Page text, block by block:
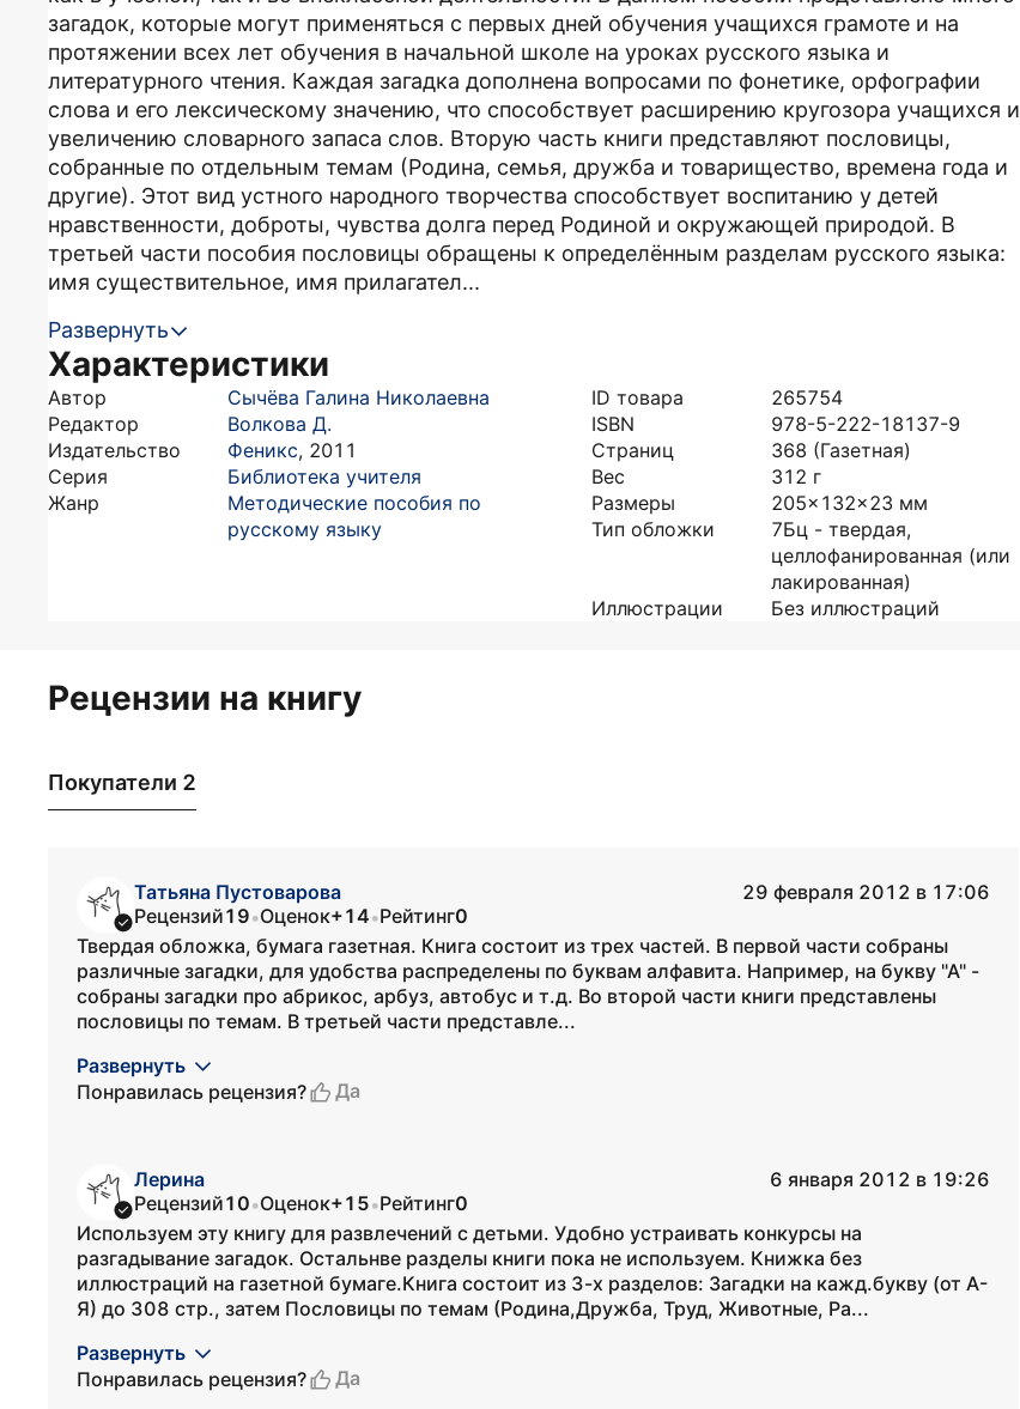
загадок, которые могут применяться с первых дней обучения учащихся грамоте и на
протяжении всех лет обучения в начальной школе на уроках русского языка и
литературного чтения. Каждая загадка дополнена вопросами по фонетике, орфографии
слова и его лексическому значению, что способствует расширению кругозора учащихся и
увеличению словарного запаса слов. Вторую часть книги представляют пословицы,
собранные по отдельным темам (Родина, семья, дружба и товарищество, времена года и
другие). Этот вид устного народного творчества способствует воспитанию у детей
нравственности, доброты, чувства долга перед Родиной и окружающей природой. В
третьей части пособия пословицы обращены к определённым разделам русского языка:
имя существительное, имя прилагател...
Развернуть
Характеристики
Автор
Сычёва Галина Николаевна
Редактор
Волкова Д.
Издательство
Феникс, 2011
Серия
Библиотека учителя
Жанр
Методические пособия по
русскому языку
ID товара
265754
ISBN
978-5-222-18137-9
Страниц
368 (Газетная)
Вес
312 г
Размеры
205x132x23 мм
Тип обложки
7Бц - твердая,
целлофанированная (или
лакированная)
Иллюстрации
Без иллюстраций
Рецензии на книгу
Покупатели 2
Татьяна Пустоварова
29 февраля 2012 в 17:06
Рецензий19•Оценок+14•Рейтинг0
Твердая обложка, бумага газетная. Книга состоит из трех частей. В первой части собраны
различные загадки, для удобства распределены по буквам алфавита. Например, на букву "А" -
собраны загадки про абрикос, арбуз, автобус и т.д. Во второй части книги представлены
пословицы по темам. В третьей части представле...
Развернуть
Понравилась рецензия?
Да
Лерина
6 января 2012 в 19:26
Рецензий10•Оценок+15•Рейтинг0
Используем эту книгу для развлечений с детьми. Удобно устраивать конкурсы на
разгадывание загадок. Остальнве разделы книги пока не используем. Книжка без
иллюстраций на газетной бумаге.Книга состоит из 3-х разделов: Загадки на кажд.букву (от А-
Я) до 308 стр., затем Пословицы по темам (Родина,Дружба, Труд, Животные, Ра...
Развернуть
Понравилась рецензия?
Да